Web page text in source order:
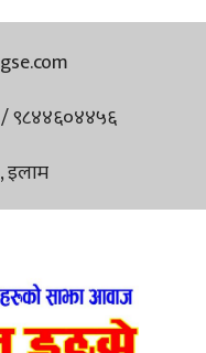
९८४४६०४४५६
इलाम